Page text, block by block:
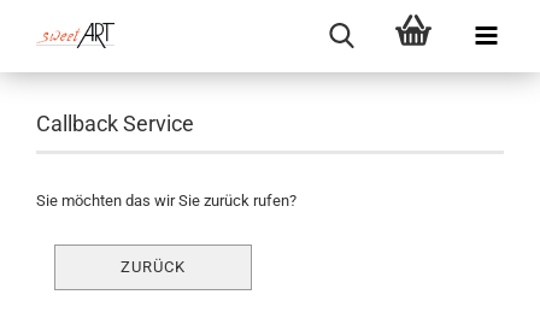
Callback Service
Sie möchten das wir Sie zurück rufen?
ZURÜCK